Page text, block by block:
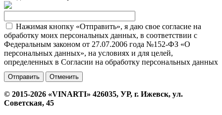
Нажимая кнопку «Отправить», я даю свое согласие на
обработку моих персональных данных, в соответствии с
Федеральным законом от 27.07.2006 года №152-ФЗ «О
персональных данных», на условиях и для целей,
определенных в Согласии на обработку персональных данных
Отменить
© 2015-2026 «VINARTI» 426035, УР, г. Ижевск, ул.
Советская, 45